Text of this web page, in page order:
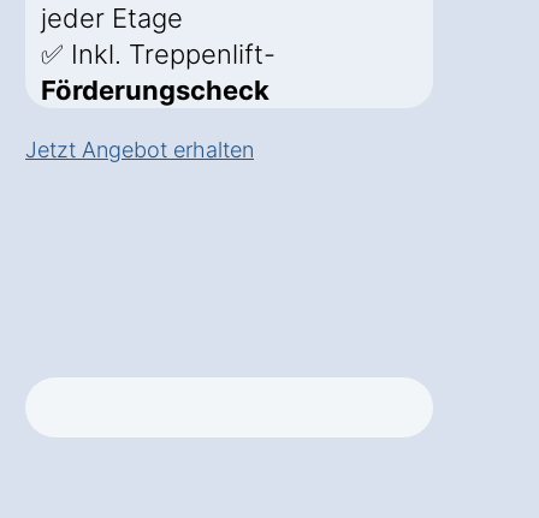
jeder Etage
✅ Inkl. Treppenlift-
Förderungscheck
Jetzt Angebot erhalten